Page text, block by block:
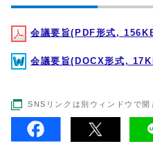
会議要旨(PDF形式,
会議要旨(DOCX形式,
SNSリンクは別ウィンドウで開